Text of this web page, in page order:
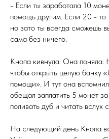
- Если ты заработала 10
помощь другим. Если 20 - то
но зато ты всегда сможешь
сама без ничего.
Кнопа кивнула. Она поняла.
чтобы открыть целую банку
помощи». И тут она
обещал заплатить 5 монет
поливать дуб и читать вслух
На следующий день Кнопа